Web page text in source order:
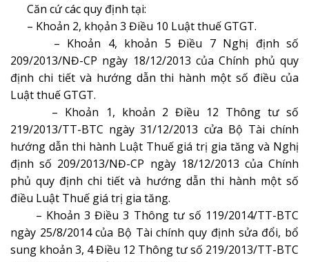
Căn cứ các quy định tại:
– Khoản 2, khọản 3 Điều 10 Luật thuế GTGT.
– Khoản 4, khoản 5 Điều 7 Nghị định số
209/2013/NĐ-CP ngày 18/12/2013 của Chính phủ quy
định chi tiết và hướng dẫn thi hành một số điều của
Luật thuế GTGT.
– Khoản 1, khoản 2 Điều 12 Thông tư số
219/2013/TT-BTC ngày 31/12/2013 cửa Bộ Tài chính
hướng dẫn thi hành Luật Thuế giá trị gia tăng và Nghị
định số 209/2013/NĐ-CP ngày 18/12/2013 của Chính
phủ quy định chi tiết và hướng dẫn thi hành một số
điều Luật Thuế giá trị gia tăng.
– Khoản 3 Điều 3 Thông tư số 119/2014/TT-BTC
ngày 25/8/2014 của Bộ Tài chính quy định sửa đổi, bổ
sung khoản 3, 4 Điều 12 Thông tư số 219/2013/TT-BTC